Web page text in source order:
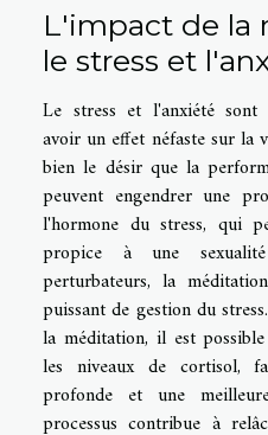
L'impact de la
le stress et
Le stress et l'anxiété
avoir un effet néfaste sur la
bien le désir que la
peuvent engendrer une
l'hormone du stress, qui
propice à une
perturbateurs, la
puissant de gestion du
la méditation, il est
les niveaux de cortisol,
profonde et une
processus contribue à